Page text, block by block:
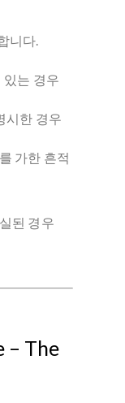
니다.
있는 경우
시한 경우
가한 흔적
된 경우
– The